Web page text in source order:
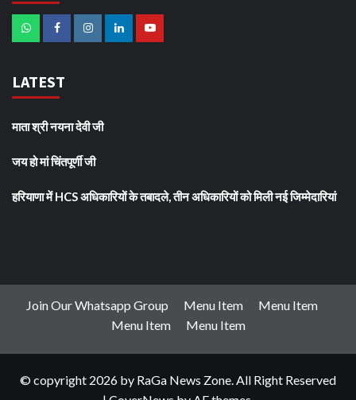
LATEST
माता श्री नयना देवी जी
जय हो मां चिंतपूर्णी जी
हरियाणा में HCS अधिकारियों के तबादले, तीन अधिकारियों को मिली नई जिम्मेदारियां
Join Our Whatsapp Group Menu Item
Menu Item
Menu Item
Menu Item
© copyright 2026 by RaGa News Zone. All Right Reserved